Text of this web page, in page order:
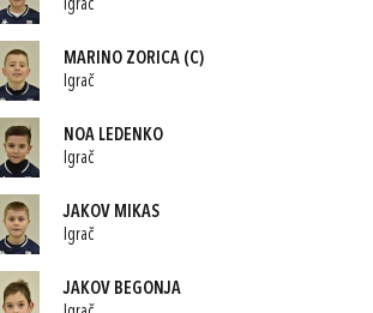
Igrač
MARINO ZORICA(C)
Igrač
NOA LEDENKO
Igrač
JAKOV MIKAS
Igrač
JAKOV BEGONJA